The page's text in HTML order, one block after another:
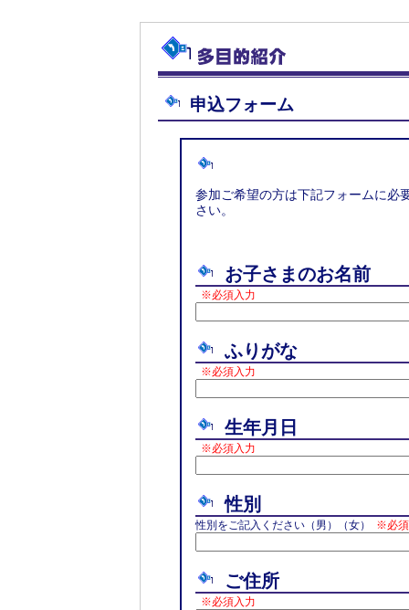
申込フォーム
参加ご希望の方は下記フォームに必
さい。
お子さまのお名前
※必須入力
ふりがな
※必須入力
生年月日
※必須入力
性別
性別をご記入ください（男）（女） ※必
ご住所
※必須入力